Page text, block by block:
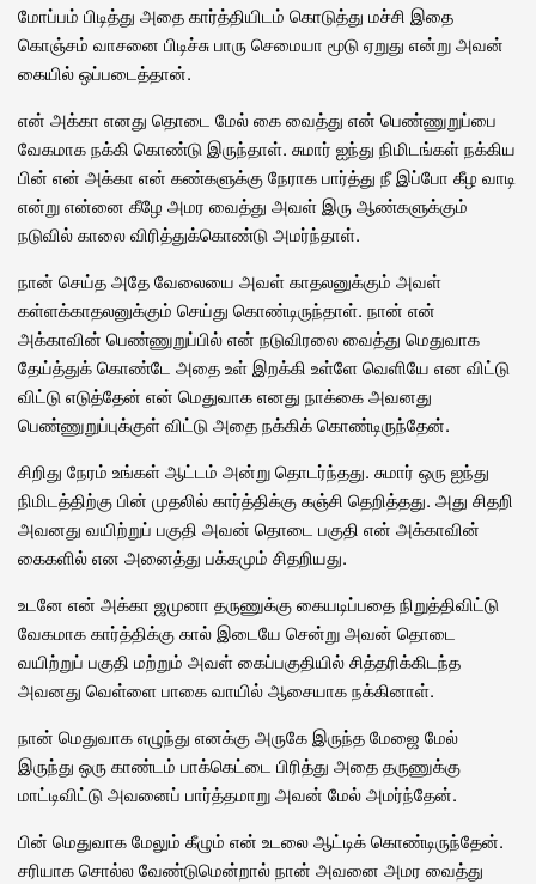
மோப்பம் பிடித்து அதை கார்த்தியிடம் கொடுத்து மச்சி இதை
கொஞ்சம் வாசனை பிடிச்சு பாரு செமையா மூடு ஏறுது என்று அவன்
கையில் ஒப்படைத்தான்.
என் அக்கா எனது தொடை மேல் கை வைத்து என் பெண்ணுறுப்பை
வேகமாக நக்கி கொண்டு இருந்தாள். சுமார் ஐந்து நிமிடங்கள் நக்கிய
பின் என் அக்கா என் கண்களுக்கு நேராக பார்த்து நீ இப்போ கீழ வாடி
என்று என்னை கீழே அமர வைத்து அவள் இரு ஆண்களுக்கும்
நடுவில் காலை விரித்துக்கொண்டு அமர்ந்தாள்.
நான் செய்த அதே வேலையை அவள் காதலனுக்கும் அவள்
கள்ளக்காதலனுக்கும் செய்து கொண்டிருந்தாள். நான் என்
அக்காவின் பெண்ணுறுப்பில் என் நடுவிரலை வைத்து மெதுவாக
தேய்த்துக் கொண்டே அதை உள் இறக்கி உள்ளே வெளியே என விட்டு
விட்டு எடுத்தேன் என் மெதுவாக எனது நாக்கை அவனது
பெண்ணுறுப்புக்குள் விட்டு அதை நக்கிக் கொண்டிருந்தேன்.
சிறிது நேரம் உங்கள் ஆட்டம் அன்று தொடர்ந்தது. சுமார் ஒரு ஐந்து
நிமிடத்திற்கு பின் முதலில் கார்த்திக்கு கஞ்சி தெறித்தது. அது சிதறி
அவனது வயிற்றுப் பகுதி அவன் தொடை பகுதி என் அக்காவின்
கைகளில் என அனைத்து பக்கமும் சிதறியது.
உடனே என் அக்கா ஜமுனா தருணுக்கு கையடிப்பதை நிறுத்திவிட்டு
வேகமாக கார்த்திக்கு கால் இடையே சென்று அவன் தொடை
வயிற்றுப் பகுதி மற்றும் அவள் கைப்பகுதியில் சித்தரிக்கிடந்த
அவனது வெள்ளை பாகை வாயில் ஆசையாக நக்கினாள்.
நான் மெதுவாக எழுந்து எனக்கு அருகே இருந்த மேஜை மேல்
இருந்து ஒரு காண்டம் பாக்கெட்டை பிரித்து அதை தருணுக்கு
மாட்டிவிட்டு அவனைப் பார்த்தமாறு அவன் மேல் அமர்ந்தேன்.
பின் மெதுவாக மேலும் கீழும் என் உடலை ஆட்டிக் கொண்டிருந்தேன்.
சரியாக சொல்ல வேண்டுமென்றால் நான் அவனை அமர வைத்து